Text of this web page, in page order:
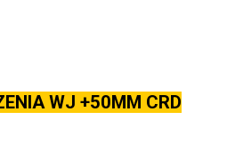
WJ +50MM CRD